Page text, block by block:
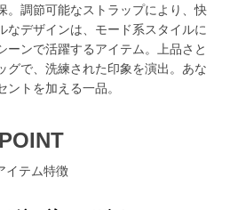
。調節可能なストラップにより、快
なデザインは、モード系スタイルに
ーンで活躍するアイテム。上品さと
グで、洗練された印象を演出。あな
トを加える一品。
POINT
イテム特徴